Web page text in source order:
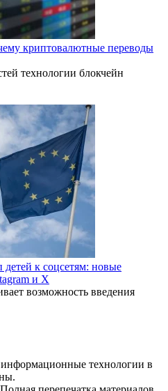
криптовалютные переводы
технологии блокчейн
к соцсетям: новые
и X
возможность введения
технологии в